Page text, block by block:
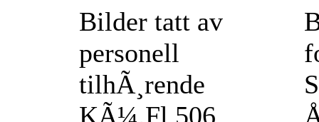
Bilder tatt av
personell
tilhÃ¸rende
KÃ¼.Fl 506